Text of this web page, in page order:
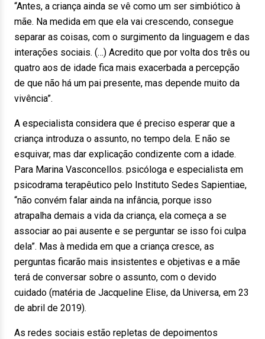
“Antes, a criança ainda se vê como um ser simbiótico à
mãe. Na medida em que ela vai crescendo, consegue
separar as coisas, com o surgimento da linguagem e das
interações sociais. (…) Acredito que por volta dos três ou
quatro aos de idade fica mais exacerbada a percepção
de que não há um pai presente, mas depende muito da
vivência”.
A especialista considera que é preciso esperar que a
criança introduza o assunto, no tempo dela. E não se
esquivar, mas dar explicação condizente com a idade.
Para Marina Vasconcellos. psicóloga e especialista em
psicodrama terapêutico pelo Instituto Sedes Sapientiae,
“não convém falar ainda na infância, porque isso
atrapalha demais a vida da criança, ela começa a se
associar ao pai ausente e se perguntar se isso foi culpa
dela”. Mas à medida em que a criança cresce, as
perguntas ficarão mais insistentes e objetivas e a mãe
terá de conversar sobre o assunto, com o devido
cuidado (matéria de Jacqueline Elise, da Universa, em 23
de abril de 2019).
As redes sociais estão repletas de depoimentos